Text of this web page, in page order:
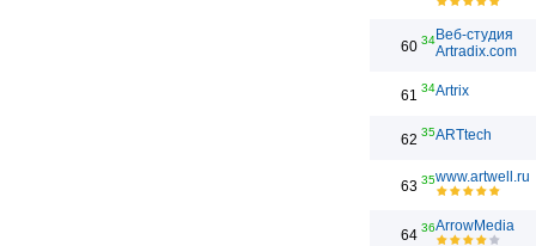
60 34Веб-студия
Artradix.com
61 34Artrix
62 35ARTtech
63 35www.artwell.ru
64 36ArrowMedia